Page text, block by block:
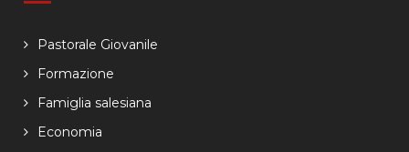
Pastorale Giovanile
Formazione
Famiglia salesiana
Economia